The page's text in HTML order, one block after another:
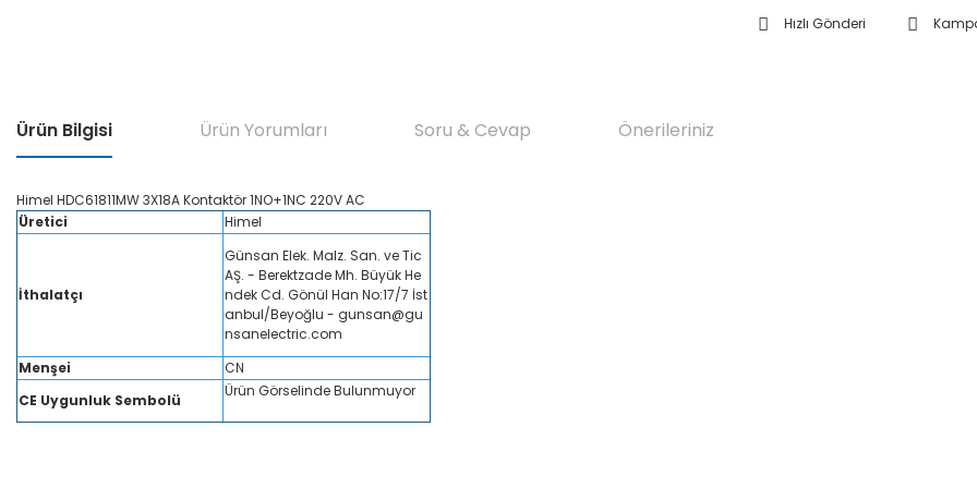
Hızlı Gönderi
Ürün Bilgisi Ürün Yorumları Soru & Cevap Önerileriniz
Himel HDC61811MW 3X18A Kontaktör 1NO+1NC 220V AC
Üretici
Himel
İthalatçı
Günsan Elek. Malz. San. ve Tic
AŞ. - Berektzade Mh. Büyük He
ndek Cd. Gönül Han No:17/7 İst
anbul/Beyoğlu - gunsan@gu
nsanelectric.com
Menşei
CN
CE Uygunluk Sembolü
Ürün Görselinde Bulunmuyor